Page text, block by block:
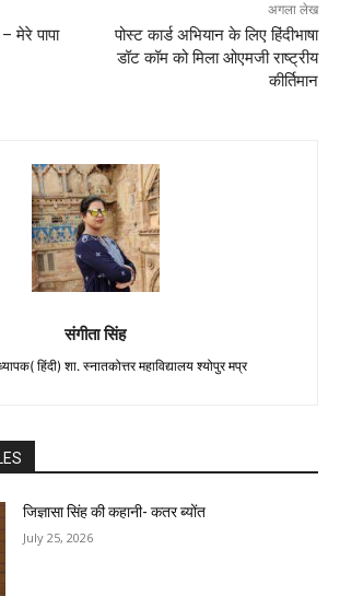
मेरे पापा
अगला लेख
पोस्ट कार्ड अभियान के लिए हिंदीभाषा
डॉट कॉम को मिला ओएमजी राष्ट्रीय
कीर्तिमान
संगीता सिंह
हिंदी) शा. स्नातकोत्तर महाविद्यालय श्योपुर मप्र
जिज्ञासा सिंह की कहानी- कतर ब्योंत
July 25, 2026